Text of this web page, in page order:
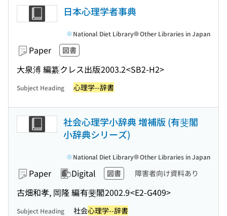
日本心理学者事典
Paper 図書
大泉溥 編纂クレス出版2003.2<SB2-H2>
National Diet Library Other Libraries in Japan
Subject Heading 心理学--辞書
社会心理学小辞典 増補版 (有斐閣
小辞典シリーズ)
Paper Digital 図書 障害者向け資料あり
古畑和孝, 岡隆 編有斐閣2002.9<E2-G409>
National Diet Library Other Libraries in Japan
Subject Heading 社会心理学--辞書